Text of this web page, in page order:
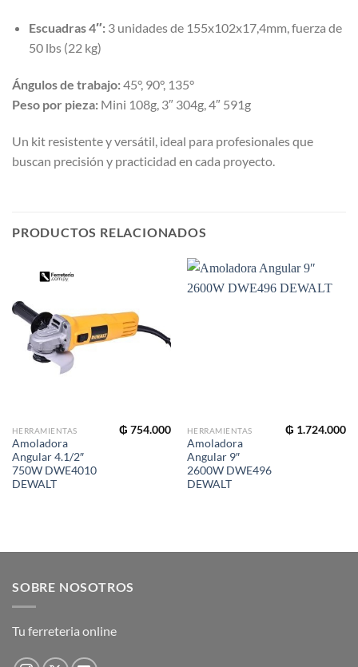
Escuadras 4″:3 unidades de 155x102x17,4mm, fuerza de
50 lbs (22 kg)
Ángulos de trabajo:45°, 90°, 135°
Peso por pieza: Mini 108g, 3″ 304g, 4″ 591g
Un kit resistente y versátil, ideal para profesionales que
buscan precisión y practicidad en cada proyecto.
PRODUCTOS RELACIONADOS
HERRAMIENTAS
Amoladora
Angular 4.1/2″
750W DWE4010
DEWALT
₲ 754.000 HERRAMIENTAS
Amoladora
Angular 9″
2600W DWE496
DEWALT
₲ 1.724.000
SOBRE NOSOTROS
Tu ferreteria online